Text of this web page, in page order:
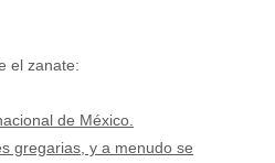
el zanate:
de México.
gregarias, y a menudo se